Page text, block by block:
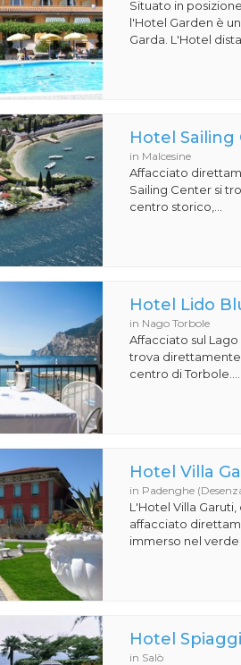
Situato in
l'Hotel Garden è
Garda. L'Hotel dista
Hotel Sailing
in Malcesine
Affacciato
Sailing Center si
centro storico,...
Hotel Lido
in Nago Torbole
Affacciato sul
trova direttamente
centro di Torbole....
Hotel Villa
in Padenghe
L'Hotel Villa
affacciato
immerso nel verde
Hotel
in Salò